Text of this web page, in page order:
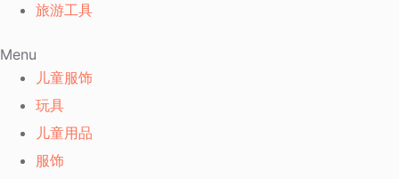
旅游工具
Menu
儿童服饰
玩具
儿童用品
服饰